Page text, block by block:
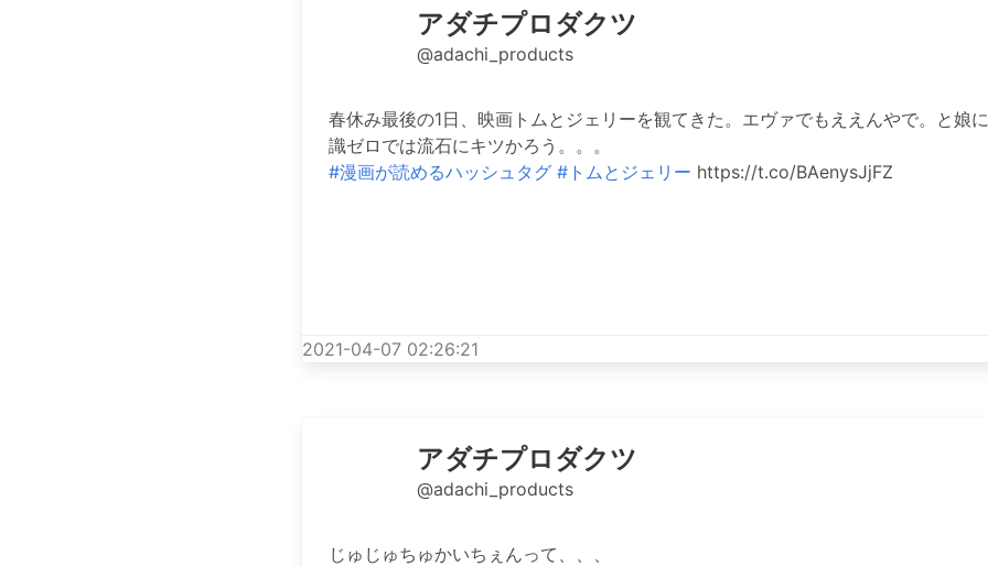
アダチプロダクツ
@adachi_products
春休み最後の1日、映画トムとジェリーを観てきた。エヴァでもええんやで。と娘
識ゼロでは流石にキツかろう。。。
#漫画が読めるハッシュタグ #トムとジェリー https://t.co/BAenysJjFZ
2021-04-07 02:26:21
アダチプロダクツ
@adachi_products
じゅじゅちゅかいちぇんって、、、